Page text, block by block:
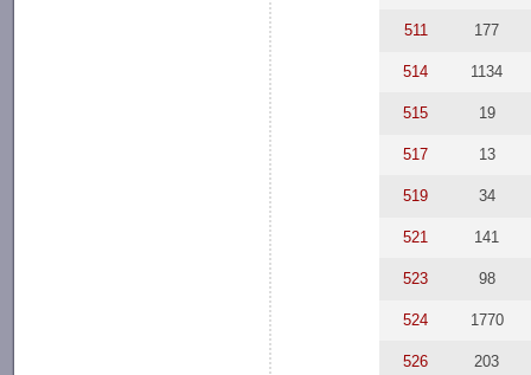
511 177
514 1134
515 19
517 13
519 34
521 141
523 98
524 1770
526 203